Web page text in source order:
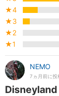
★4
★3
★2
★1
NEMO
7ヵ月前に投
Disneyland